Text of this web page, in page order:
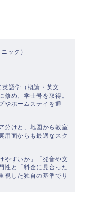
ック）
語学（概論・英文
修め、学士号を取得。
やホームステイを通
分けと、地図から教室
用面からも最適なスク
やすいか」「発音や文
性と「料金に見合った
視した独自の基準でサ